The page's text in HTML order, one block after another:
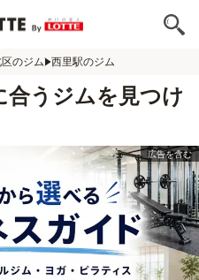
のジム 西里駅のジム
合うジムを見つけ